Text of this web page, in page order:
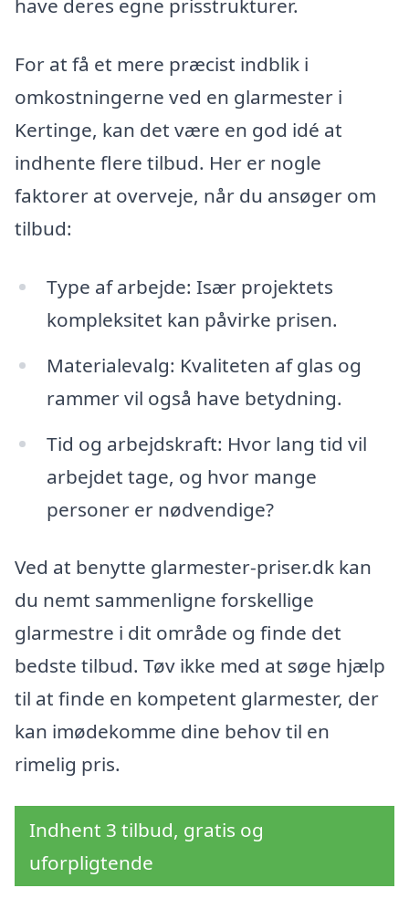
have deres egne prisstrukturer.
For at få et mere præcist indblik i
omkostningerne ved en glarmester i
Kertinge, kan det være en god idé at
indhente flere tilbud. Her er nogle
faktorer at overveje, når du ansøger om
tilbud:
Type af arbejde: Især projektets
kompleksitet kan påvirke prisen.
Materialevalg: Kvaliteten af glas og
rammer vil også have betydning.
Tid og arbejdskraft: Hvor lang tid vil
arbejdet tage, og hvor mange
personer er nødvendige?
Ved at benytte glarmester-priser.dk kan
du nemt sammenligne forskellige
glarmestre i dit område og finde det
bedste tilbud. Tøv ikke med at søge hjælp
til at finde en kompetent glarmester, der
kan imødekomme dine behov til en
rimelig pris.
Indhent 3 tilbud, gratis og
uforpligtende